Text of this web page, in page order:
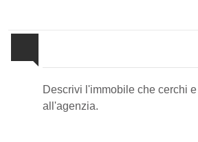
Descrivi l'immobile che cerchi
all'agenzia.